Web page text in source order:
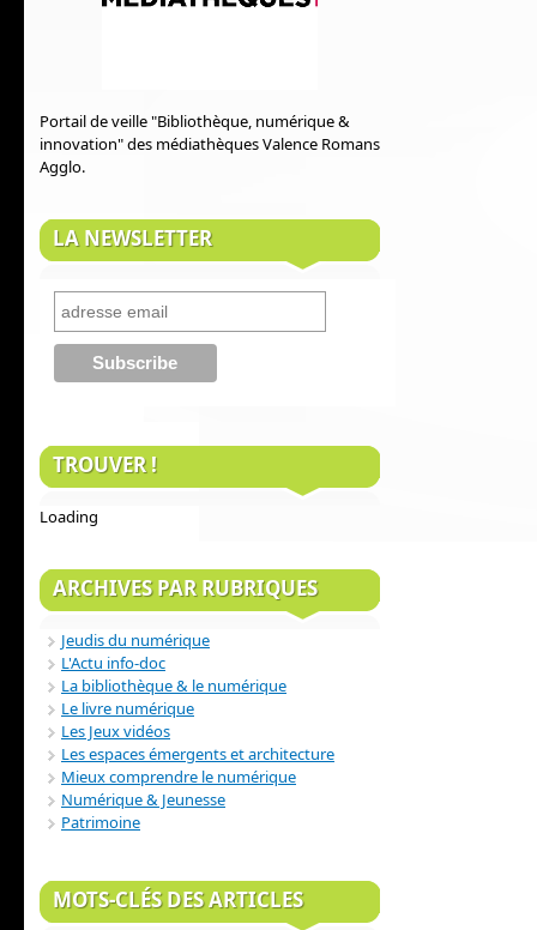
Portail de veille "Bibliothèque, numérique &
innovation" des médiathèques Valence Romans
Agglo.
LA NEWSLETTER
TROUVER !
Loading
ARCHIVES PAR RUBRIQUES
Jeudis du numérique
L'Actu info-doc
La bibliothèque & le numérique
Le livre numérique
Les Jeux vidéos
Les espaces émergents et architecture
Mieux comprendre le numérique
Numérique & Jeunesse
Patrimoine
MOTS-CLÉS DES ARTICLES